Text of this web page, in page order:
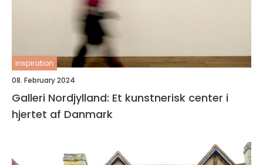
inspiration
08. February 2024
Galleri Nordjylland: Et kunstnerisk center i
hjertet af Danmark